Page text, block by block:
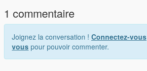
1 commentaire
Joignez la conversation ! Connectez-vous
vous pour pouvoir commenter.